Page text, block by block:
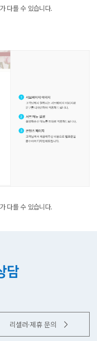
다를 수 있습니다.
다를 수 있습니다.
담
리셀러·제휴 문의